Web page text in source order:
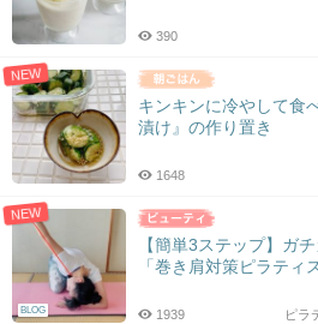
390
NEW
キンキンに冷やして食
漬け』の作り置き
1648
NEW
BLOG
【簡単3ステップ】ガ
「巻き肩対策ピラティス
ピラ
1939